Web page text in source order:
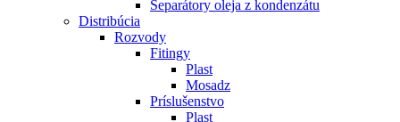
Separátory oleja z kondenzátu
Distribúcia
Rozvody
Fitingy
Plast
Mosadz
Príslušenstvo
Plast